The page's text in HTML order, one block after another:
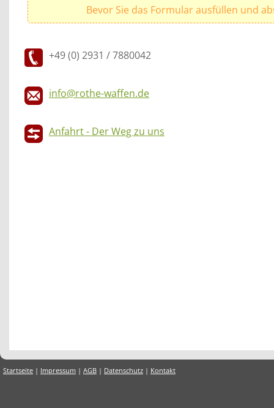
Bevor Sie das Formular ausfüllen und
+49 (0) 2931 / 7880042
info@rothe-waffen.de
Anfahrt - Der Weg zu uns
Startseite | Impressum | AGB | Datenschutz | Kontakt